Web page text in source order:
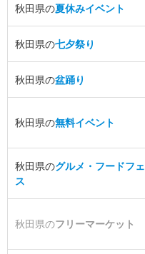
秋田県の夏休みイベント
秋田県の七夕祭り
秋田県の盆踊り
秋田県の無料イベント
秋田県のグルメ・フードフェ
ス
秋田県のフリーマーケット